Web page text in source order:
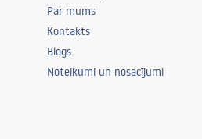
Par mums
Kontakts
Blogs
Noteikumi un nosacījumi